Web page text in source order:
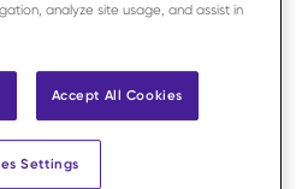
analyze site usage, and assist in
Accept All Cookies
Settings